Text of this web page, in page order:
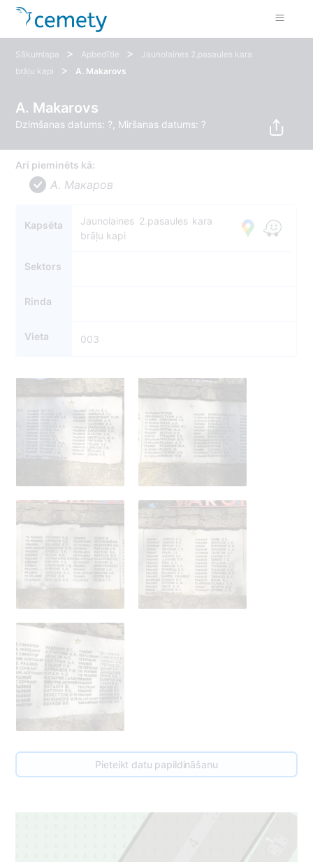
Sākumlapa > Apbedītie >
Jaunolaines 2.pasaules kara
brāļu kapi
> A. Makarovs
A. Makarovs
Dzimšanas datums: ?, Miršanas datums: ?
Arī pieminēts kā:
A. Макаров
Kapsēta
Jaunolaines 2.pasaules kara
brāļu kapi
Sektors
Rinda
Vieta 003
Pieteikt datu papildināšanu